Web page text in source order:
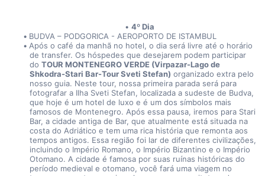
4º Dia
BUDVA – PODGORICA - AEROPORTO DE ISTAMBUL
Após o café da manhã no hotel, o dia será livre até o horário
de transfer. Os hóspedes que desejarem podem participar
do TOUR MONTENEGRO VERDE (Virpazar-Lago de
Shkodra-Stari Bar-Tour Sveti Stefan) organizado extra pelo
nosso guia. Neste tour, nossa primeira parada será para
fotografar a Ilha Sveti Stefan, localizada a sudeste de Budva,
que hoje é um hotel de luxo e é um dos símbolos mais
famosos de Montenegro. Após essa pausa, iremos para Stari
Bar, a cidade antiga de Bar, que atualmente está situada na
costa do Adriático e tem uma rica história que remonta aos
tempos antigos. Essa região foi lar de diferentes civilizações,
incluindo o Império Romano, o Império Bizantino e o Império
Otomano. A cidade é famosa por suas ruínas históricas do
período medieval e otomano, você fará uma viagem no